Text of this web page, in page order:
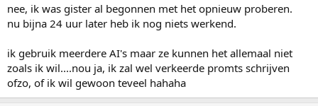
nee, ik was gister al begonnen met het opnieuw proberen.
nu bijna 24 uur later heb ik nog niets werkend.
ik gebruik meerdere AI's maar ze kunnen het allemaal niet
zoals ik wil....nou ja, ik zal wel verkeerde promts schrijven
ofzo, of ik wil gewoon teveel hahaha